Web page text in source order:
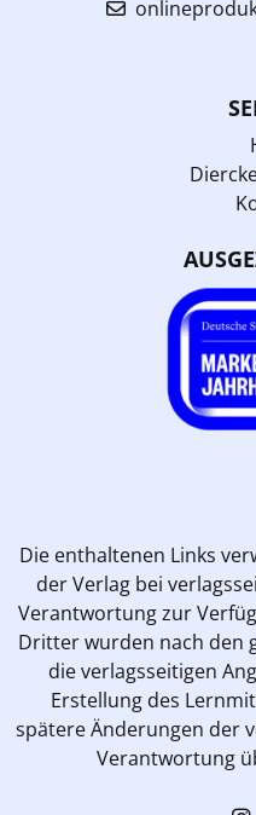
Die enthaltenen Links
der Verlag bei
Verantwortung zur
Dritter wurden nach den
die verlagsseitigen
Erstellung des
spätere Änderungen der
Verantwortung